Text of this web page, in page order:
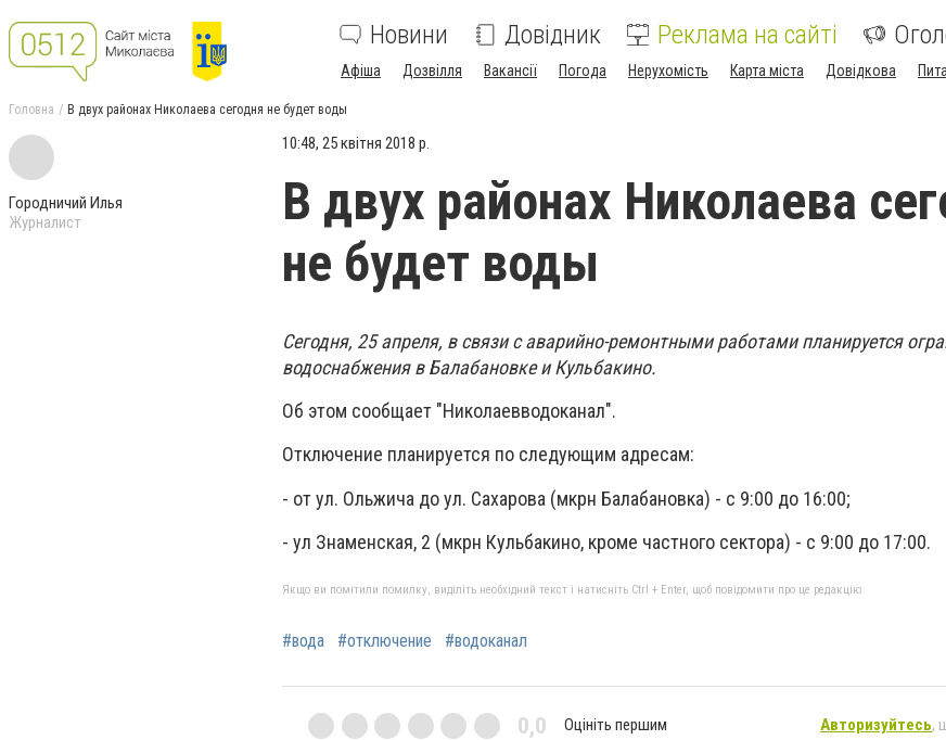
Новини Довідник Реклама на сайті
Афіша Дозвілля Вакансії Погода Нерухомість Карта міста Довідкова
Головна В двух районах Николаева сегодня не будет воды
Городничий Илья
Журналист
10:48, 25 квітня 2018 р.
В двух районах Николаева
не будет воды
Сегодня, 25 апреля, в связи с аварийно-ремонтными работами планируется
водоснабжения в Балабановке и Кульбакино.
Об этом сообщает "Николаевводоканал".
Отключение планируется по следующим адресам:
- от ул. Ольжича до ул. Сахарова (мкрн Балабановка) - с 9:00 до 16:00;
- ул Знаменская, 2 (мкрн Кульбакино, кроме частного сектора) - с 9:00 до 17:00.
Якщо ви помітили помилку, виділіть необхідний текст і натисніть Ctrl + Enter, щоб повідомити про це редакцію
#вода #отключение #водоканал
0,0 Оцініть першим Авторизуйтесь,